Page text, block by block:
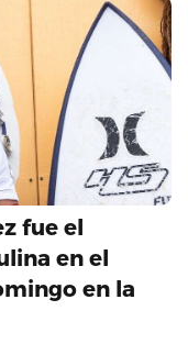
fue el
en el
en la